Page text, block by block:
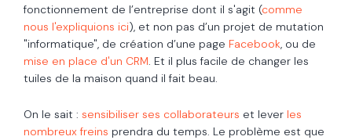
fonctionnement de l’entreprise dont il s'agit (comme
nous l'expliquions ici), et non pas d’un projet de mutation
"informatique", de création d’une page Facebook , ou de
mise en place d'un CRM . Et il plus facile de changer les
tuiles de la maison quand il fait beau.
On le sait : sensibiliser ses collaborateurs et lever les
nombreux freins prendra du temps. Le problème est que